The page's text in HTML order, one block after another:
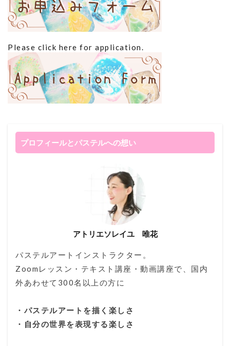
Please click here for application.
プロフィールとパステルへの想い
アトリエソレイユ 唯花
パステルアートインストラクター。
Zoomレッスン・テキスト講座・動画講座で、国内
外あわせて300名以上の方に
・パステルアートを描く楽しさ
・自分の世界を表現する楽しさ